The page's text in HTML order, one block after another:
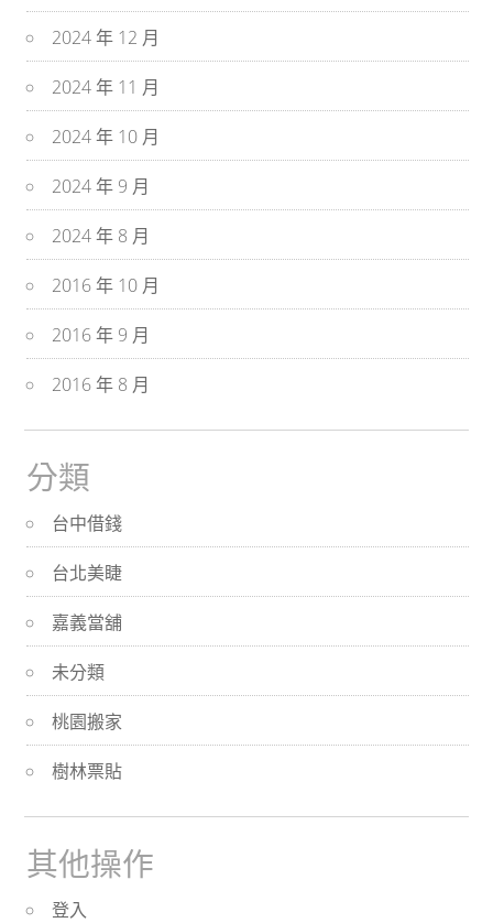
2024 年 12 月
2024 年 11 月
2024 年 10 月
2024 年 9 月
2024 年 8 月
2016 年 10 月
2016 年 9 月
2016 年 8 月
分類
台中借錢
台北美睫
嘉義當舖
未分類
桃園搬家
樹林票貼
其他操作
登入